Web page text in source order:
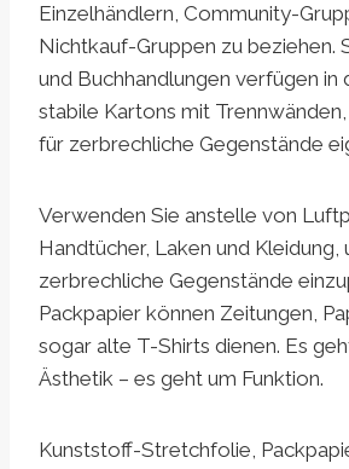
Einzelhändlern, Community-
Nichtkauf-Gruppen zu beziehen.
und Buchhandlungen verfügen in
stabile Kartons mit
für zerbrechliche Gegenstände
Verwenden Sie anstelle von
Handtücher, Laken und Kleidung,
zerbrechliche Gegenstände
Packpapier können Zeitungen,
sogar alte T-Shirts dienen. Es
Ästhetik – es geht um Funktion.
Kunststoff-Stretchfolie,